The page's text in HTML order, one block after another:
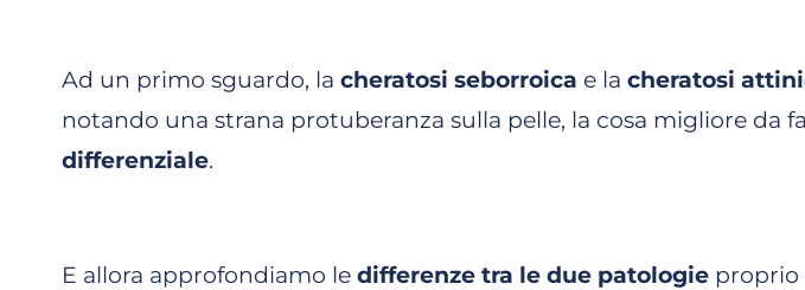
Ad un primo sguardo, la cheratosi seborroica e la cheratosi
notando una strana protuberanza sulla pelle, la cosa migliore da
differenziale.
E allora approfondiamo le differenze tra le due patologie proprio